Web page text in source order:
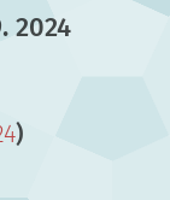
2024
)